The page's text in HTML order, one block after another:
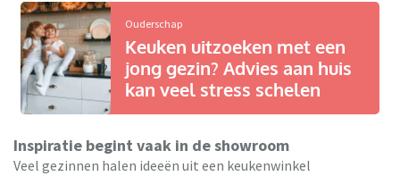
Ouderschap
Keuken uitzoeken met een
jong gezin? Advies aan huis
kan veel stress schelen
Inspiratie begint vaak in de showroom
Veel gezinnen halen ideeën uit een keukenwinkel